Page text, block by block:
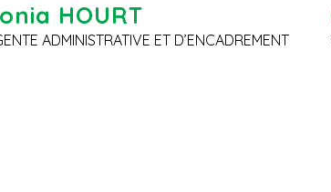
HOURT
ADMINISTRATIVE ET D’ENCADREMENT